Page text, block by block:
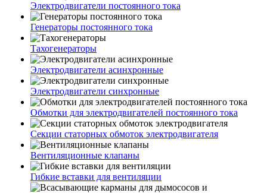
Электродвигатели постоянного тока
Генераторы постоянного тока
Тахогенераторы
Электродвигатели асинхронные
Электродвигатели синхронные
Обмотки для электродвигателей постоянного тока
Секции статорных обмоток электродвигателя
Вентиляционные клапаны
Гибкие вставки для вентиляции